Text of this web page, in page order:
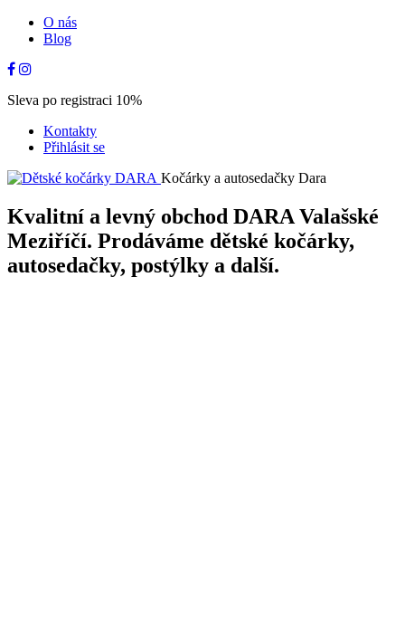
O nás
Blog
Sleva po registraci 10%
Kontakty
Přihlásit se
Kočárky a autosedačky Dara
Kvalitní a levný obchod DARA Valašské
Meziříčí. Prodáváme dětské kočárky,
autosedačky, postýlky a další.